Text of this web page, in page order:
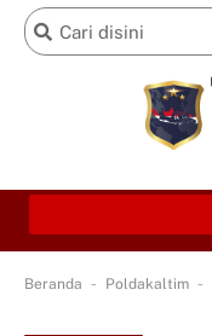
Beranda - Poldakaltim -